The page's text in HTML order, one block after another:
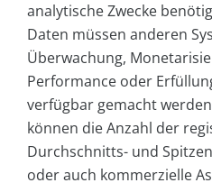
analytische Zwecke
Daten müssen anderen
Überwachung,
Performance oder
verfügbar gemacht
können die Anzahl der
Durchschnitts- und
oder auch kommerzielle